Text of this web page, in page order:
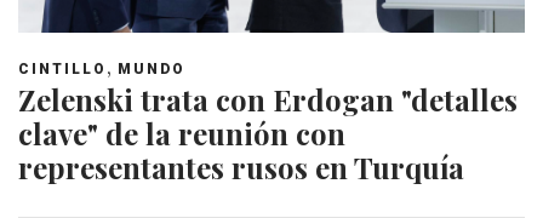
CINTILLO , MUNDO
Zelenski trata con Erdogan "detalles
clave" de la reunión con
representantes rusos en Turquía